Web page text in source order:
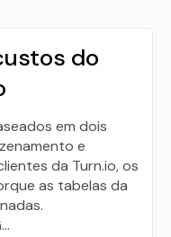
do
em dois
e
da Turn.io, os
as tabelas da